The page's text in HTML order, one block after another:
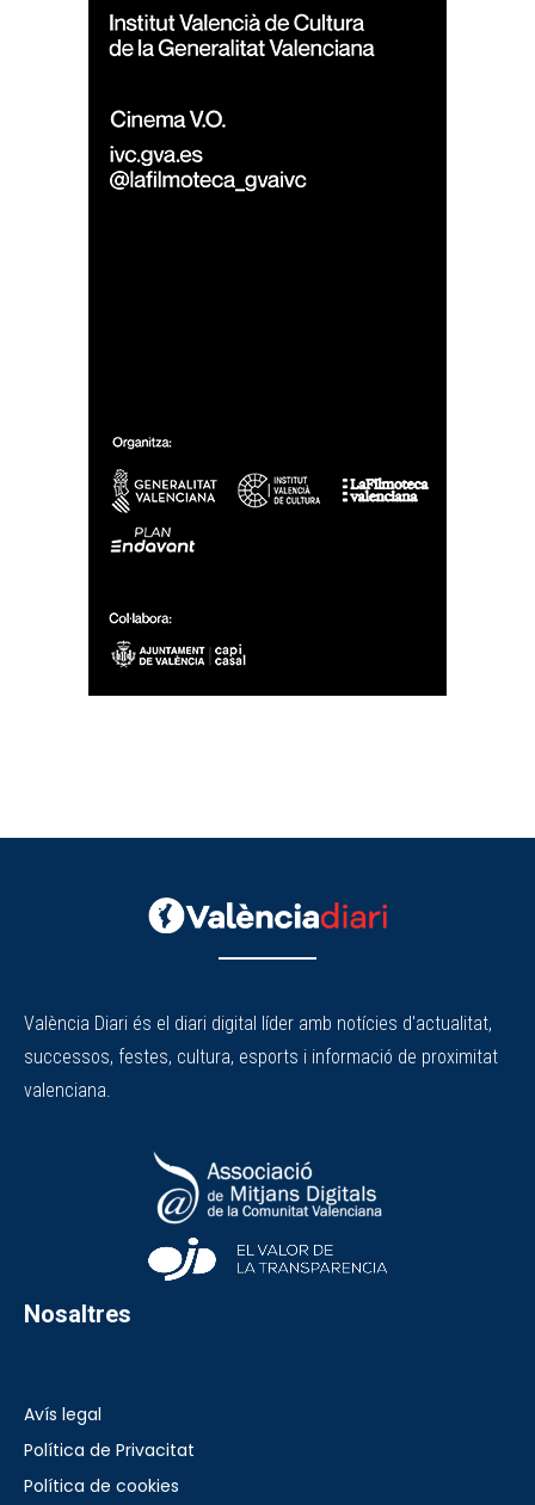
València Diari és el diari digital líder amb notícies d'actualitat,
successos, festes, cultura, esports i informació de proximitat
valenciana.
Nosaltres
Avís legal
Política de Privacitat
Política de cookies